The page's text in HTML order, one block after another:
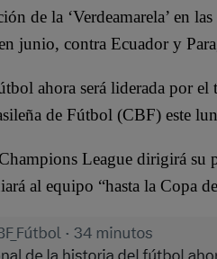
de la ‘Verdeamarela’ en
junio, contra Ecuador y
ahora será liderada por
de Fútbol (CBF) este
League dirigirá su
al equipo “hasta la Copa